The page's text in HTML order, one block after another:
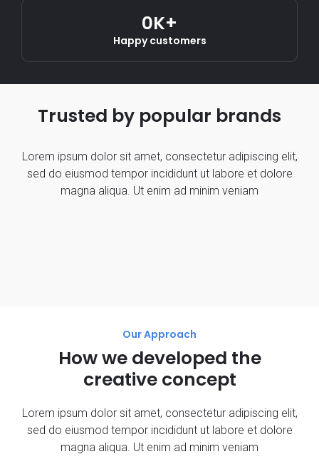
0K+
Happy customers
Trusted by popular brands
Lorem ipsum dolor sit amet, consectetur adipiscing elit,
sed do eiusmod tempor incididunt ut labore et dolore
magna aliqua. Ut enim ad minim veniam
Our Approach
How we developed the
creative concept
Lorem ipsum dolor sit amet, consectetur adipiscing elit,
sed do eiusmod tempor incididunt ut labore et dolore
magna aliqua. Ut enim ad minim veniam